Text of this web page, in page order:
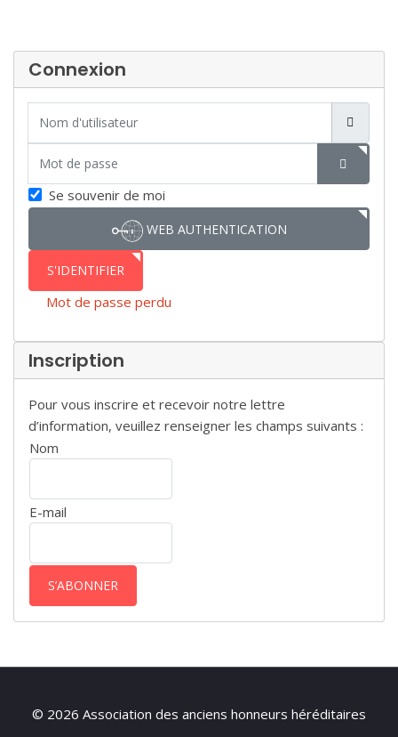
Connexion
SHOW
Se souvenir de moi
WEB AUTHENTICATION
S'IDENTIFIER
Mot de passe perdu
Inscription
Pour vous inscrire et recevoir notre lettre
d’information, veuillez renseigner les champs suivants :
Nom
E-mail
© 2026 Association des anciens honneurs héréditaires